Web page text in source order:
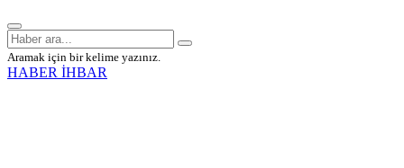
Aramak için bir kelime yazınız.
HABER İHBAR